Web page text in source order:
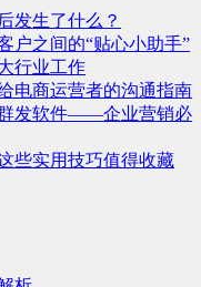
发生了什么？
户之间的“贴心小助手”
行业工作
电商运营者的沟通指南
发软件——企业营销必
些实用技巧值得收藏